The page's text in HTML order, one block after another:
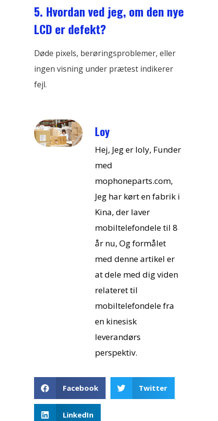
5. Hvordan ved jeg, om den nye
LCD er defekt?
Døde pixels, berøringsproblemer, eller
ingen visning under prætest indikerer
fejl.
Loy
Hej, Jeg er loly, Funder
med
mophoneparts.com,
Jeg har kørt en fabrik i
Kina, der laver
mobiltelefondele til 8
år nu, Og formålet
med denne artikel er
at dele med dig viden
relateret til
mobiltelefondele fra
en kinesisk
leverandørs
perspektiv.
Facebook Twitter
LinkedIn